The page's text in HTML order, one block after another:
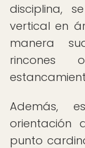
disciplina,
vertical en
manera
rincones
Además,
orientación
punto